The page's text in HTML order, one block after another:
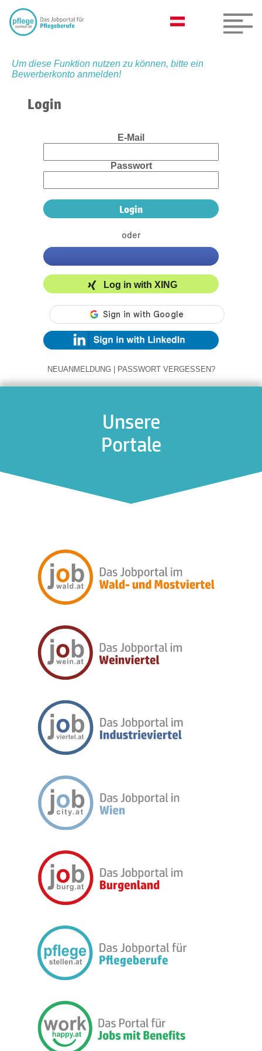
Um diese Funktion nutzen zu können, bitte ein
Bewerberkonto anmelden!
Login
E-Mail
Passwort
oder
Log in with XING
NEUANMELDUNG | PASSWORT VERGESSEN?
Unsere
Portale